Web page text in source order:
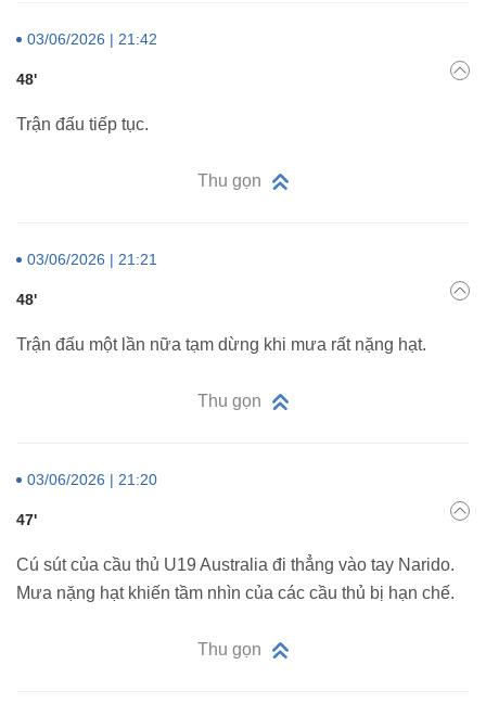
03/06/2026 | 21:42
48'
Trận đấu tiếp tục.
Thu gọn
03/06/2026 | 21:21
48'
Trận đấu một lần nữa tạm dừng khi mưa rất nặng hạt.
Thu gọn
03/06/2026 | 21:20
47'
Cú sút của cầu thủ U19 Australia đi thẳng vào tay Narido.
Mưa nặng hạt khiến tầm nhìn của các cầu thủ bị hạn chế.
Thu gọn